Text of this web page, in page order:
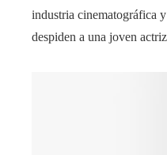
industria cinematográfica
despiden a una joven